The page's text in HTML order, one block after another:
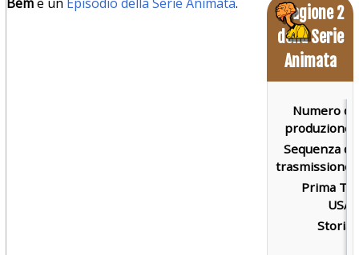
Stagione 2
della Serie
Animata
Numero di
produzione:
Sequenza di
trasmissione:
Prima TV
USA:
Storia: